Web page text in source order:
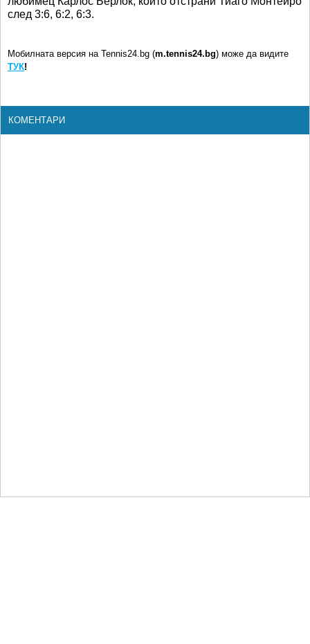
след 3:6, 6:2, 6:3.
Мобилната версия на Tennis24.bg (m.tennis24.bg) може да видите
ТУК!
КОМЕНТАРИ